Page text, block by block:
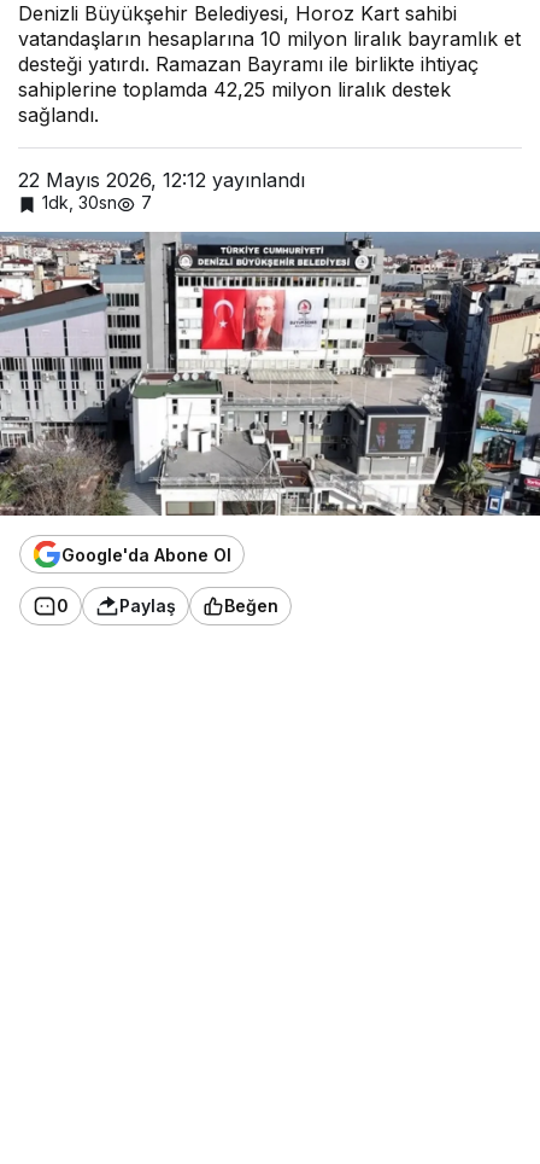
liralık
destek
Denizli Büyükşehir Belediyesi, Horoz Kart sahibi
vatandaşların hesaplarına 10 milyon liralık bayramlık et
desteği yatırdı. Ramazan Bayramı ile birlikte ihtiyaç
sahiplerine toplamda 42,25 milyon liralık destek
sağlandı.
22 Mayıs 2026, 12:12 yayınlandı
1dk, 30sn 7
Google'da Abone Ol
0 Paylaş Beğen